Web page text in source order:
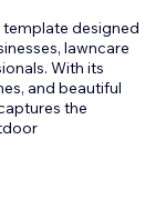
template designed
lawncare
With its
and beautiful
the